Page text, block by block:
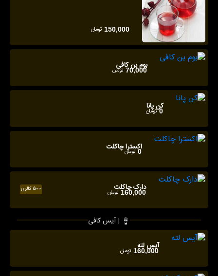
150,000 تومان
بوم بن کافی
70,000 تومان
کن پانا
0 تومان
اکسترا چاکلت
0 تومان
500 کالری دارک چاکلت
160,000 تومان
آیس کافی |
آیس لته
160,000 تومان